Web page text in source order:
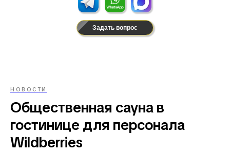
Задать вопрос
НОВОСТИ
Общественная сауна в
гостинице для персонала
Wildberries